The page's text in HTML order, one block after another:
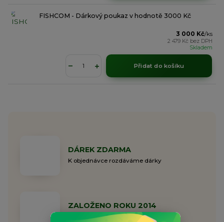
FISHCOM - Dárkový poukaz v hodnotě 3000 Kč
3 000 Kč/ks
2 479 Kč bez DPH
Skladem
Přidat do košíku
DÁREK ZDARMA
K objednávce rozdáváme dárky
ZALOŽENO ROKU 2014
Rodinná společnost již 11 let